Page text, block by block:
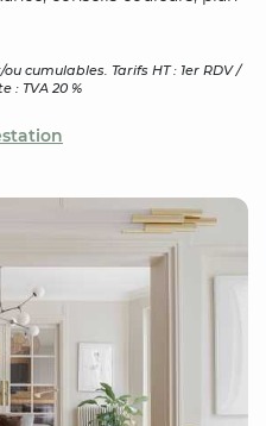
cumulables. Tarifs HT : 1er RDV /
: TVA 20 %